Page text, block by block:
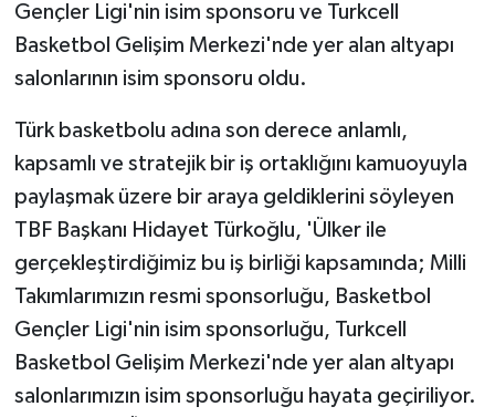
Gençler Ligi'nin isim sponsoru ve Turkcell
Basketbol Gelişim Merkezi'nde yer alan altyapı
salonlarının isim sponsoru oldu.
Türk basketbolu adına son derece anlamlı,
kapsamlı ve stratejik bir iş ortaklığını kamuoyuyla
paylaşmak üzere bir araya geldiklerini söyleyen
TBF Başkanı Hidayet Türkoğlu, 'Ülker ile
gerçekleştirdiğimiz bu iş birliği kapsamında; Milli
Takımlarımızın resmi sponsorluğu, Basketbol
Gençler Ligi'nin isim sponsorluğu, Turkcell
Basketbol Gelişim Merkezi'nde yer alan altyapı
salonlarımızın isim sponsorluğu hayata geçiriliyor.